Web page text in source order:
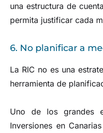
una estructura de
permita justificar cada
6. No planificar a
La RIC no es una
herramienta de
Uno de los grandes
Inversiones en